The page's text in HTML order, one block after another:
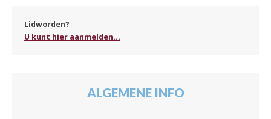
Lidworden?
U kunt hier aanmelden...
ALGEMENE INFO